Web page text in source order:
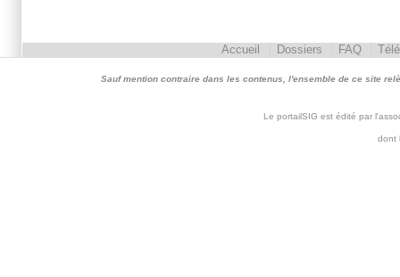
Accueil Dossiers FAQ
Sauf mention contraire dans les contenus, l'ensemble de ce site
Le portailSIG est édité par
dont